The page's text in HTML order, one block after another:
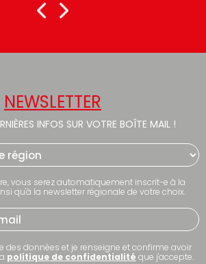
NEWSLETTER
INFOS SUR VOTRE BOÎTE MAIL !
vous serez automatiquement inscrit-e à la
qu'à la newsletter régionale de votre choix.
des données et je renseigne et confirme avoir
politique de confidentialité que j'accepte.